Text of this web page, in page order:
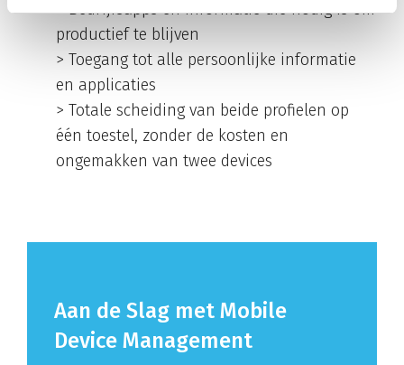
> Bedrijfsapps en informatie die nodig is om
productief te blijven
> Toegang tot alle persoonlijke informatie
en applicaties
> Totale scheiding van beide profielen op
één toestel, zonder de kosten en
ongemakken van twee devices
Aan de Slag met Mobile
Device Management